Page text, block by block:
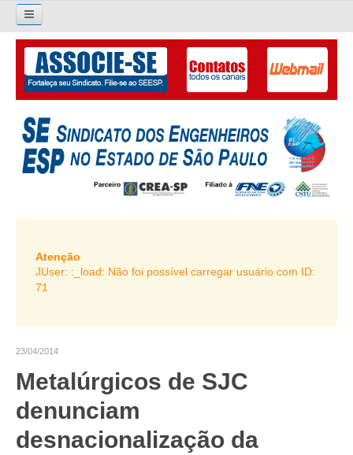
Pesquisar...
O SINDICATO
APRESENTAÇÃO
PALAVRA DO PRESIDENTE
DIRETORIA
LIVRO GESTÃO 2026-2029
SUBSEDES SINDICAIS
ORGANOGRAMA
CRESCE BRASIL
CONSELHO TECNOLÓGICO
HISTÓRICO E ATUAÇÃO
Atenção
JUser: :_load: Não foi possível carregar usuário com ID:
71
23/04/2014
Metalúrgicos de SJC
denunciam
desnacionalização da